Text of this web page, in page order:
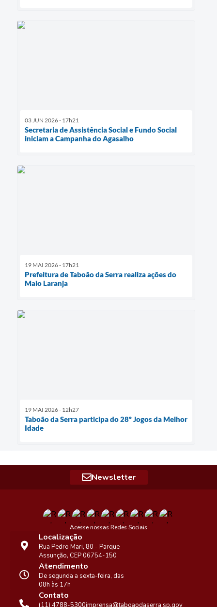
03 JUN 2026 - 17h21
Secretaria de Assistência Social e Fundo Social
iniciam a Campanha do Agasalho
19 MAI 2026 - 17h21
Prefeitura de Taboão da Serra realiza ações do
Maio Laranja
19 MAI 2026 - 12h27
Taboão da Serra participa do 28º Jogos da Melhor
Idade
Newsletter
Acesse nossas Redes Sociais
Localização
Rua Pedro Mari, 80 - Parque
Assunção, CEP 06754-150
Contato
(11) 4788-5300imprensa@taboaodaserra.sp.gov
Atendimento
De segunda a sexta-feira, das
08h às 17h